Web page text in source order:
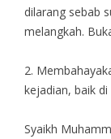
dilarang sebab
melangkah.
2.
kejadian, baik
Syaikh